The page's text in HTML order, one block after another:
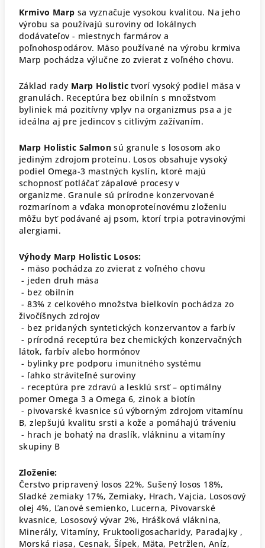
Krmivo Marp sa vyznačuje vysokou kvalitou. Na jeho
výrobu sa používajú suroviny od lokálnych
dodávateľov - miestnych farmárov a
poľnohospodárov. Mäso používané na výrobu krmiva
Marp pochádza výlučne zo zvierat z voľného chovu.
Základ rady Marp Holistic tvorí vysoký podiel mäsa v
granulách. Receptúra bez obilnín s množstvom
byliniek má pozitívny vplyv na organizmus psa a je
ideálna aj pre jedincov s citlivým zažívaním.
Marp Holistic Salmon sú granule s lososom ako
jediným zdrojom proteínu. Losos obsahuje vysoký
podiel Omega-3 mastných kyslín, ktoré majú
schopnosť potláčať zápalové procesy v
organizme. Granule sú prírodne konzervované
rozmarínom a vďaka monoproteínovému zloženiu
môžu byť podávané aj psom, ktorí trpia potravinovými
alergiami.
Výhody Marp Holistic Losos:
- mäso pochádza zo zvierat z voľného chovu
- jeden druh mäsa
- bez obilnín
- 83% z celkového množstva bielkovín pochádza zo
živočíšnych zdrojov
- bez pridaných syntetických konzervantov a farbív
- prírodná receptúra bez chemických konzervačných
látok, farbív alebo hormónov
- bylinky pre podporu imunitného systému
- ľahko stráviteľné suroviny
- receptúra pre zdravú a lesklú srsť – optimálny
pomer Omega 3 a Omega 6, zinok a biotín
- pivovarské kvasnice sú výborným zdrojom vitamínu
B, zlepšujú kvalitu srsti a kože a pomáhajú tráveniu
- hrach je bohatý na draslík, vlákninu a vitamíny
skupiny B
Zloženie:
Čerstvo pripravený losos 22%, Sušený losos 18%,
Sladké zemiaky 17%, Zemiaky, Hrach, Vajcia, Lososový
olej 4%, Ľanové semienko, Lucerna, Pivovarské
kvasnice, Lososový vývar 2%, Hrášková vláknina,
Minerály, Vitamíny, Fruktooligosacharidy, Paradajky ,
Morská riasa, Cesnak, Šípek, Mäta, Petržlen, Aníz,